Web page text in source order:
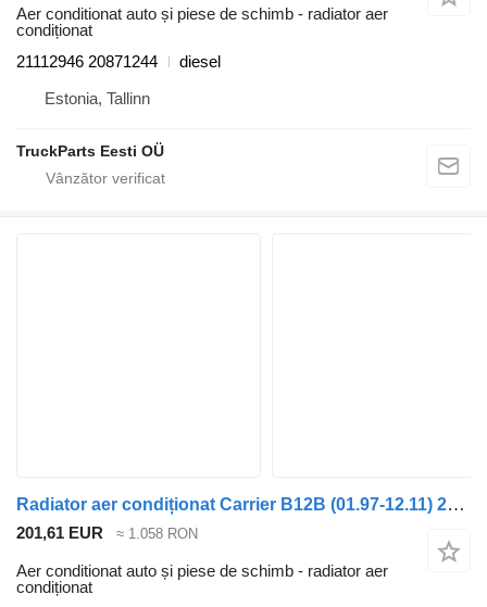
Aer conditionat auto și piese de schimb - radiator aer
condiționat
21112946 20871244
diesel
Estonia, Tallinn
TruckParts Eesti OÜ
Radiator aer condiționat Carrier B12B (01.97-12.11) 21112946 pentru autobuz Volvo B6, B7, B9, B10, B12 bus (1978-2011)
201,61 EUR ≈ 1.058 RON
Aer conditionat auto și piese de schimb - radiator aer
condiționat